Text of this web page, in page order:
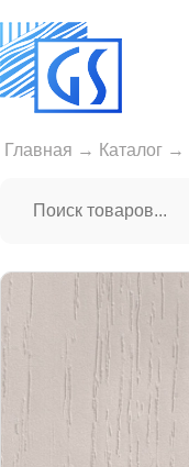
Главная → Каталог →